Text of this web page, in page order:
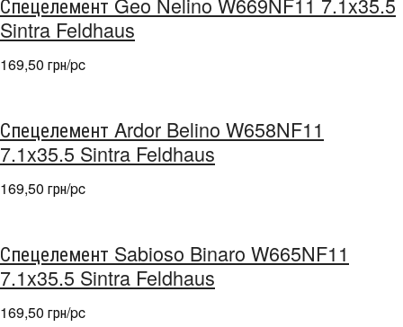
Sintra Feldhaus
169,50 грн/pc
Спецелемент Ardor Belino W658NF11
7.1x35.5 Sintra Feldhaus
169,50 грн/pc
Спецелемент Sabioso Binaro W665NF11
7.1x35.5 Sintra Feldhaus
169,50 грн/pc